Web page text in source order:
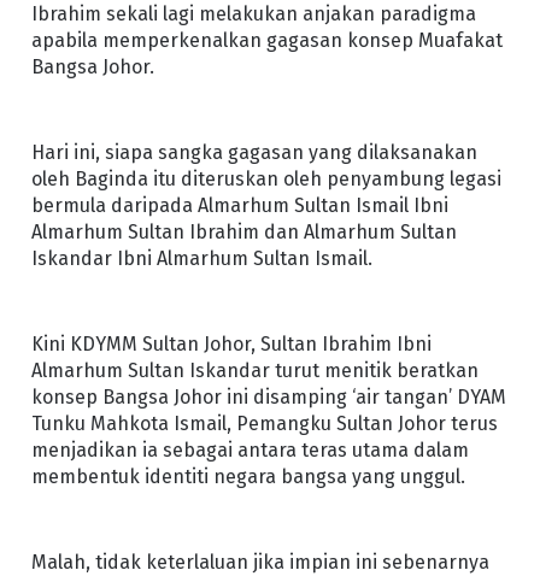
Ibrahim sekali lagi melakukan anjakan paradigma
apabila memperkenalkan gagasan konsep Muafakat
Bangsa Johor.
Hari ini, siapa sangka gagasan yang dilaksanakan
oleh Baginda itu diteruskan oleh penyambung legasi
bermula daripada Almarhum Sultan Ismail Ibni
Almarhum Sultan Ibrahim dan Almarhum Sultan
Iskandar Ibni Almarhum Sultan Ismail.
Kini KDYMM Sultan Johor, Sultan Ibrahim Ibni
Almarhum Sultan Iskandar turut menitik beratkan
konsep Bangsa Johor ini disamping ‘air tangan’ DYAM
Tunku Mahkota Ismail, Pemangku Sultan Johor terus
menjadikan ia sebagai antara teras utama dalam
membentuk identiti negara bangsa yang unggul.
Malah, tidak keterlaluan jika impian ini sebenarnya